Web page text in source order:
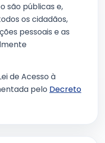
são públicas e,
os cidadãos,
pessoais e as
de Acesso à
pelo Decreto